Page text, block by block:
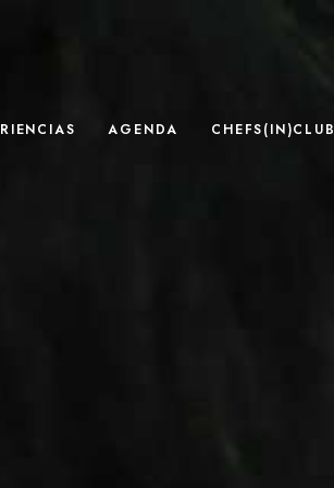
AGENDA CHEFS(IN)CLUB